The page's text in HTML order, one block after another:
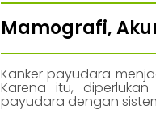
Mamografi,
Kanker payudara
Karena itu,
payudara dengan